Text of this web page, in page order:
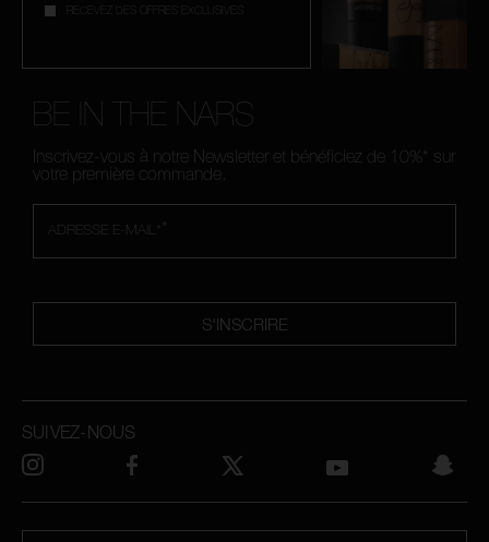
RECEVEZ DES OFFRES EXCLUSIVES
BE IN THE NARS
Inscrivez-vous à notre Newsletter et bénéficiez de 10%* sur
votre première commande.
*
ADRESSE E-MAIL*
S'INSCRIRE
SUIVEZ-NOUS